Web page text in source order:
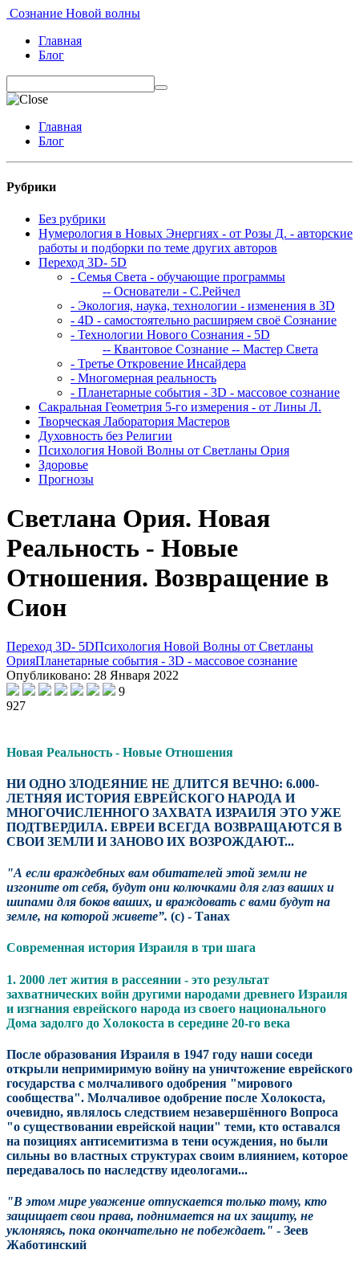
Сознание Новой волны
Главная
Блог
Главная
Блог
Рубрики
Без рубрики
Нумерология в Новых Энергиях - от Розы Д. - авторские
работы и подборки по теме других авторов
Переход 3D- 5D
- Семья Света - обучающие программы
-- Основатели - С.Рейчел
- Экология, наука, технологии - изменения в 3D
- 4D - самостоятельно расширяем своё Сознание
- Технологии Нового Сознания - 5D
-- Квантовое Сознание -- Мастер Света
- Третье Откровение Инсайдера
- Многомерная реальность
- Планетарные события - 3D - массовое сознание
Сакральная Геометрия 5-го измерения - от Лины Л.
Творческая Лаборатория Мастеров
Духовность без Религии
Психология Новой Волны от Светланы Ория
Здоровье
Прогнозы
Светлана Ория. Новая
Реальность - Новые
Отношения. Возвращение в
Сион
Переход 3D- 5DПсихология Новой Волны от Светланы
ОрияПланетарные события - 3D - массовое сознание
Опубликовано: 28 Января 2022
9
927
Новая Реальность - Новые Отношения
НИ ОДНО ЗЛОДЕЯНИЕ НЕ ДЛИТСЯ ВЕЧНО: 6.000-
ЛЕТНЯЯ ИСТОРИЯ ЕВРЕЙСКОГО НАРОДА И
МНОГОЧИСЛЕННОГО ЗАХВАТА ИЗРАИЛЯ ЭТО УЖЕ
ПОДТВЕРДИЛА. ЕВРЕИ ВСЕГДА ВОЗВРАЩАЮТСЯ В
СВОИ ЗЕМЛИ И ЗАНОВО ИХ ВОЗРОЖДАЮТ...
"А если враждебных вам обитателей этой земли не
изгоните от себя, будут они колючками для глаз ваших и
шипами для боков ваших, и враждовать с вами будут на
земле, на которой живете”. (с) - Танах
Современная история Израиля в три шага
1. 2000 лет жития в рассеянии - это результат
захватнических войн другими народами древнего Израиля
и изгнания еврейского народа из своего национального
Дома задолго до Холокоста в середине 20-го века
После образования Израиля в 1947 году наши соседи
открыли непримиримую войну на уничтожение еврейского
государства с молчаливого одобрения "мирового
сообщества". Молчаливое одобрение после Холокоста,
очевидно, являлось следствием незавершённого Вопроса
"о существовании еврейской нации" теми, кто оставался
на позициях антисемитизма в тени осуждения, но были
сильны во властных структурах своим влиянием, которое
передавалось по наследству идеологами...
"В этом мире уважение отпускается только тому, кто
защищает свои права, поднимается на их защиту, не
уклоняясь, пока окончательно не побеждает." - Зеев
Жаботинский